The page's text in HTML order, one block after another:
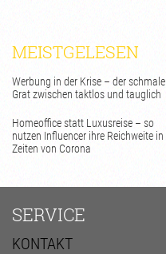
MEISTGELESEN
Werbung in der Krise – der schmale
Grat zwischen taktlos und tauglich
Homeoffice statt Luxusreise – so
nutzen Influencer ihre Reichweite in
Zeiten von Corona
SERVICE
KONTAKT